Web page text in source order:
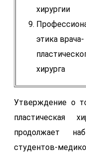
хирургии
этика врача-
хирурга
Утверждение о
пластическая
продолжает
студентов-